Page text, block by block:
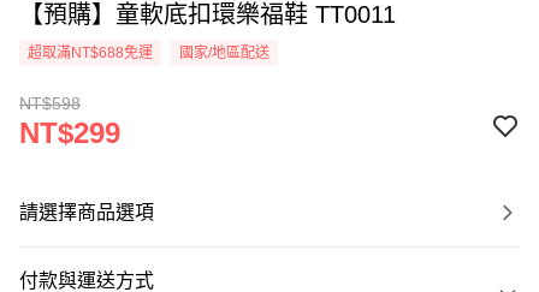
【預購】童軟底扣環樂福鞋 TT0011
超取滿NT$688免運 國家/地區配送
NT$598
NT$299
請選擇商品選項
付款與運送方式